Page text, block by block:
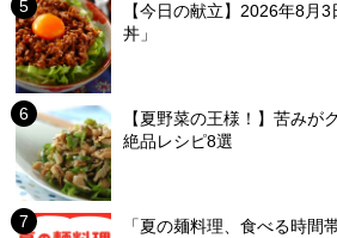
【今日の献立】2026年8月
丼」
【夏野菜の王様！】苦みが
絶品レシピ8選
「夏の麺料理、食べる時間